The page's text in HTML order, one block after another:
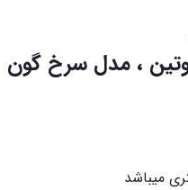
، مدل سرخ گون
میباشد